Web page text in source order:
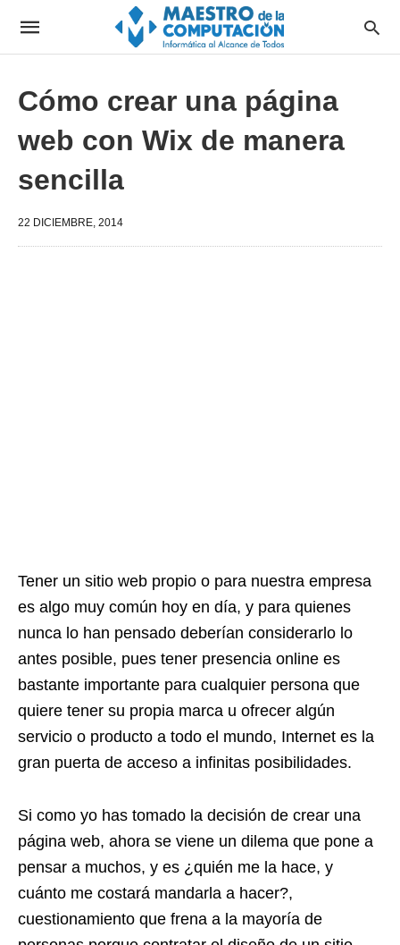
Cómo crear una página
web con Wix de manera
sencilla
22 DICIEMBRE, 2014
Tener un sitio web propio o para nuestra empresa
es algo muy común hoy en día, y para quienes
nunca lo han pensado deberían considerarlo lo
antes posible, pues tener presencia online es
bastante importante para cualquier persona que
quiere tener su propia marca u ofrecer algún
servicio o producto a todo el mundo, Internet es la
gran puerta de acceso a infinitas posibilidades.
Si como yo has tomado la decisión de crear una
página web, ahora se viene un dilema que pone a
pensar a muchos, y es ¿quién me la hace, y
cuánto me costará mandarla a hacer?,
cuestionamiento que frena a la mayoría de